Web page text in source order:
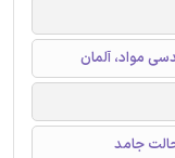
مواد، آلمان